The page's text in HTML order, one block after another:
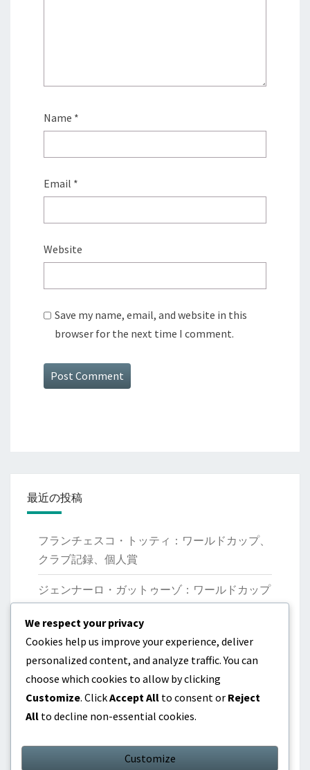
Name *
Email *
Website
Save my name, email, and website in this
browser for the next time I comment.
最近の投稿
フランチェスコ・トッティ：ワールドカップ、
クラブ記録、個人賞
ジェンナーロ・ガットゥーゾ：ワールドカップ
マルコ・ヴェッラッティ：国際大会、貢献、パ
フォーマンス
ジャンルイジ・ブッフォン：起源、初期のキャ
リア、個人的な業績
We respect your privacy
Cookies help us improve your experience, deliver
personalized content, and analyze traffic. You can
choose which cookies to allow by clicking
Customize. ClickAccept All to consent or Reject
All to decline non-essential cookies.
Customize